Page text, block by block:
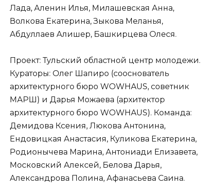
Лада, Аленин Илья, Милашевская Анна,
Волкова Екатерина, Зыкова Меланья,
Абдуллаев Алишер, Башкирцева Олеся.
Проект: Тульский областной центр молодежи.
Кураторы: Олег Шапиро (сооснователь
архитектурного бюро WOWHAUS, советник
МАРШ) и Дарья Можаева (архитектор
архитектурного бюро WOWHAUS). Команда:
Демидова Ксения, Люкова Антонина,
Ендовицкая Анастасия, Куликова Екатерина,
Родионычева Марина, Антониади Елизавета,
Московский Алексей, Белова Дарья,
Александрова Полина, Афанасьева Саина.